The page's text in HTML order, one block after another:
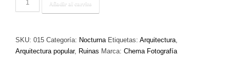
vieja
Añadir al carrito
SKU: 015 Categoría: Nocturna Etiquetas: Arquitectura,
Arquitectura popular, Ruinas Marca: Chema Fotografía